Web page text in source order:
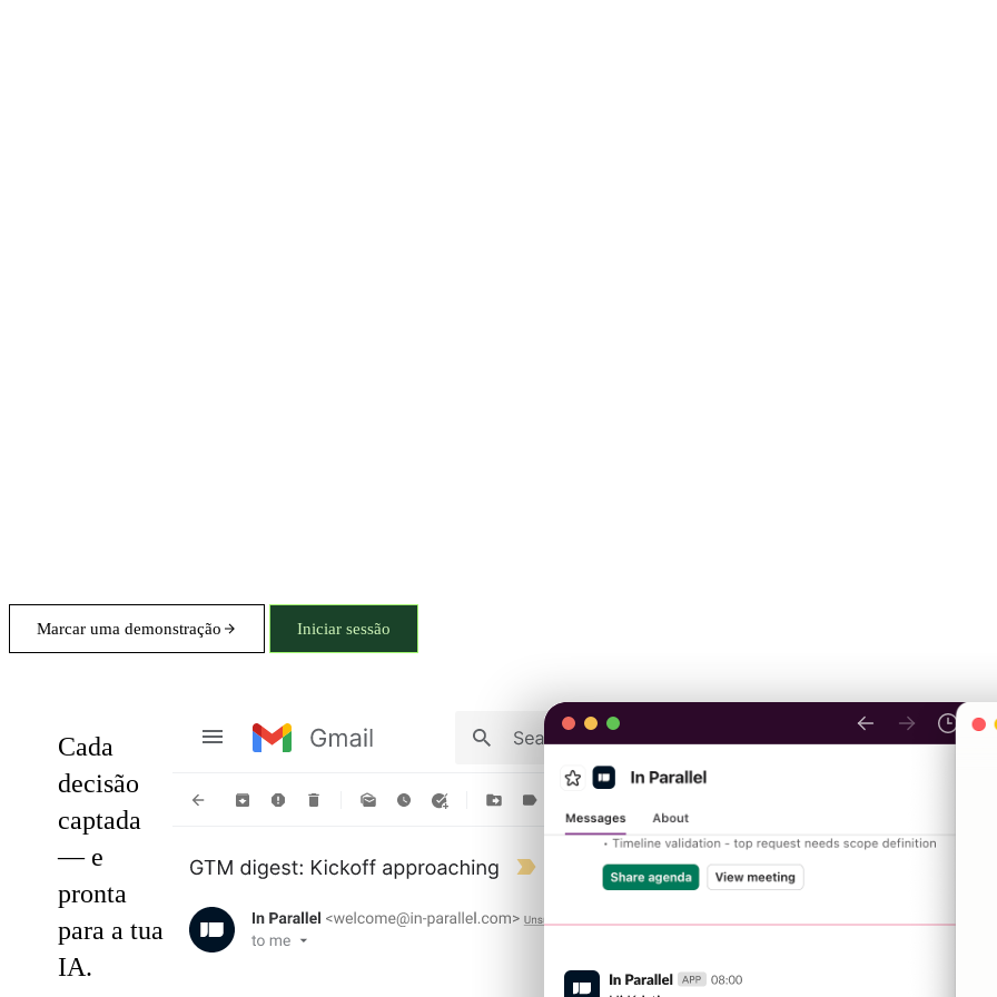
Marcar uma demonstração Iniciar sessão
Cada
decisão
captada
— e
pronta
para a tua
IA.